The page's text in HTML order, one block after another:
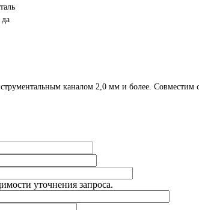
да
каналом 2,0 мм и более. Совместим
уточнения запроса.